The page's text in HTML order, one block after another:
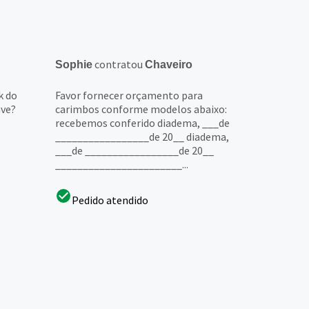
do
Sophiecontratou Chaveiro
Favor fornecer orçamento para
carimbos conforme modelos abaixo:
recebemos conferido diadema, ___de
_________________de 20__ diadema,
___de _________________de 20__
_______________________...
Pedido atendido